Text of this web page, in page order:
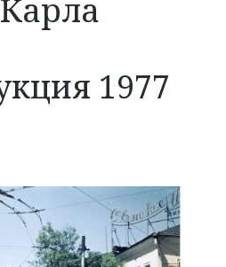
1977